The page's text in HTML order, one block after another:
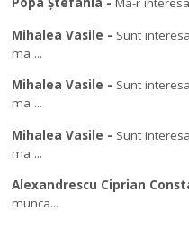
Mihalea Vasile - Sunt
ma ...
Mihalea Vasile - Sunt
ma ...
Mihalea Vasile - Sunt
ma ...
Alexandrescu Ciprian
munca...